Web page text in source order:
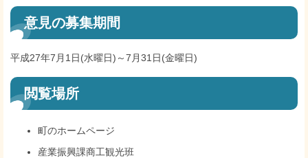
意見の募集期間
平成27年7月1日(水曜日)～7月31日(金曜日)
閲覧場所
町のホームページ
産業振興課商工観光班